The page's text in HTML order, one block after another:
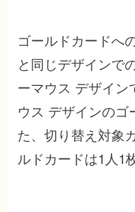
ゴールドカードへ
と同じデザインで
ーマウス デザイン
ウス デザインのゴ
た、切り替え対象
ルドカードは1人1